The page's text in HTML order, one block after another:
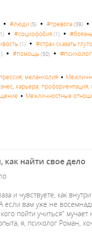
•#люди (5) •#тревога (39)
•#социофобия (1) •
(1) •#страх сказать
•#помощь (50) •
меланхолия •
карьера, профориентация,
• Межличностные
найти свое дело
и чувствуете, как
если вам уже не
пойти учиться" мучает
я, психолог Роман,